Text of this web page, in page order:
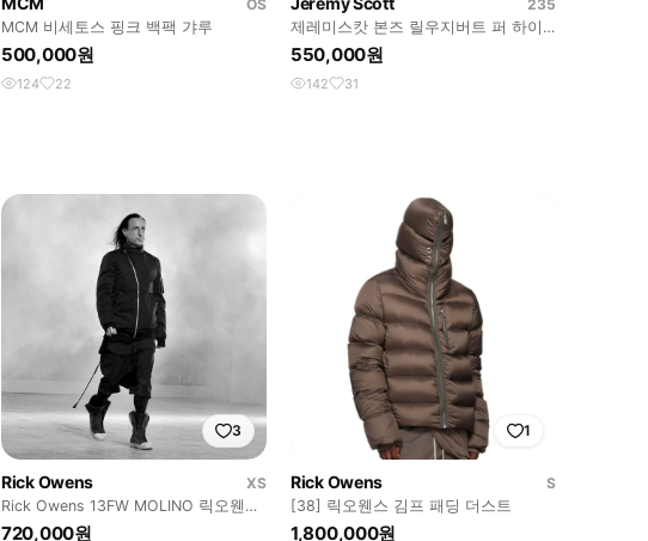
OS
MCM 비세토스 핑크 백팩 갸루
500,000원
124 22
235
제레미스캇 본즈 릴우지버트 퍼 하이
탑 38
550,000원
142 31
3
Rick Owens
XS
Rick Owens 13FW MOLINO 릭오웬스
몰리노 덕 다운 패딩
720,000원
1
Rick Owens
S
[38] 릭오웬스 김프 패딩 더스트
1,800,000원